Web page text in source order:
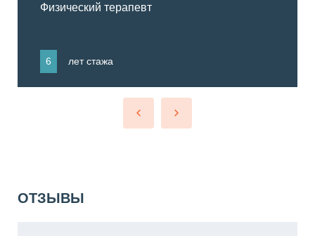
Физический терапевт
6 лет стажа
ОТЗЫВЫ